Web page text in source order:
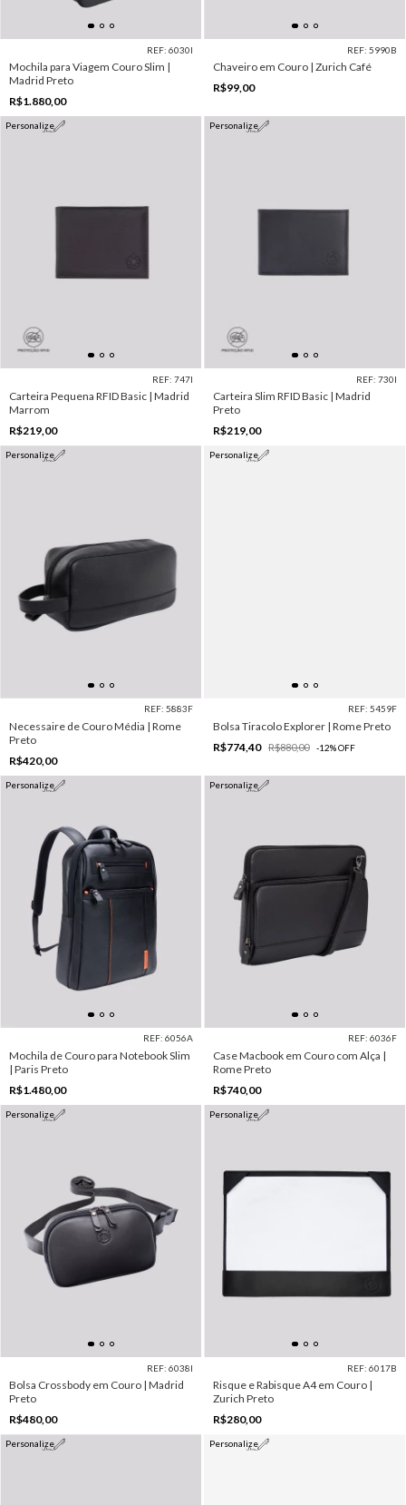
REF: 6030I
Mochila para Viagem Couro Slim |
Madrid Preto
R$1.880,00
REF: 5990B
Chaveiro em Couro | Zurich Café
R$99,00
Personalize
REF: 747I
Carteira Pequena RFID Basic | Madrid
Marrom
R$219,00
Personalize
REF: 730I
Carteira Slim RFID Basic | Madrid
Preto
R$219,00
Personalize
REF: 5883F
Necessaire de Couro Média | Rome
Preto
R$420,00
Personalize
REF: 5459F
Bolsa Tiracolo Explorer | Rome Preto
R$774,40
R$880,00 -12%OFF
Personalize
REF: 6056A
Mochila de Couro para Notebook Slim
| Paris Preto
R$1.480,00
Personalize
REF: 6036F
Case Macbook em Couro com Alça |
Rome Preto
R$740,00
Personalize
REF: 6038I
Bolsa Crossbody em Couro | Madrid
Preto
R$480,00
Personalize
REF: 6017B
Risque e Rabisque A4 em Couro |
Zurich Preto
R$280,00
Personalize Personalize